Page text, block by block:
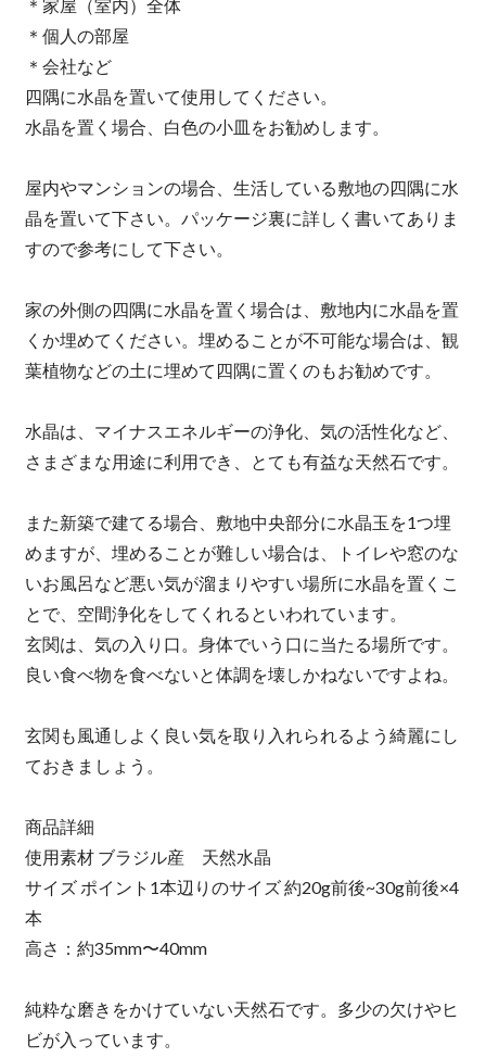
＊家屋（室内）全体
＊個人の部屋
＊会社など
四隅に水晶を置いて使用してください。
水晶を置く場合、白色の小皿をお勧めします。
屋内やマンションの場合、生活している敷地の四隅に水
晶を置いて下さい。パッケージ裏に詳しく書いてありま
すので参考にして下さい。
家の外側の四隅に水晶を置く場合は、敷地内に水晶を置
くか埋めてください。埋めることが不可能な場合は、観
葉植物などの土に埋めて四隅に置くのもお勧めです。
水晶は、マイナスエネルギーの浄化、気の活性化など、
さまざまな用途に利用でき、とても有益な天然石です。
また新築で建てる場合、敷地中央部分に水晶玉を1つ埋
めますが、埋めることが難しい場合は、トイレや窓のな
いお風呂など悪い気が溜まりやすい場所に水晶を置くこ
とで、空間浄化をしてくれるといわれています。
玄関は、気の入り口。身体でいう口に当たる場所です。
良い食べ物を食べないと体調を壊しかねないですよね。
玄関も風通しよく良い気を取り入れられるよう綺麗にし
ておきましょう。
商品詳細
使用素材 ブラジル産 天然水晶
サイズ ポイント1本辺りのサイズ 約20g前後~30g前後×4
本
高さ：約35mm〜40mm
純粋な磨きをかけていない天然石です。多少の欠けやヒ
ビが入っています。